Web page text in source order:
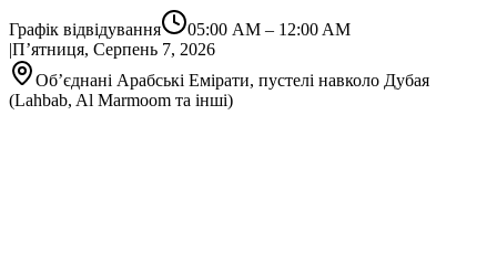
Графік відвідування 05:00 AM – 12:00 AM
|П’ятниця, Серпень 7, 2026
Об’єднані Арабські Емірати, пустелі навколо Дубая
(Lahbab, Al Marmoom та інші)